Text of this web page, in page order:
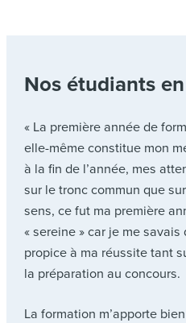
Nos étudiants
« La première année de
elle-même constitue mon
à la fin de l’année, mes
sur le tronc commun que
sens, ce fut ma première
« sereine » car je me
propice à ma réussite tant
la préparation au concours.
La formation m’apporte